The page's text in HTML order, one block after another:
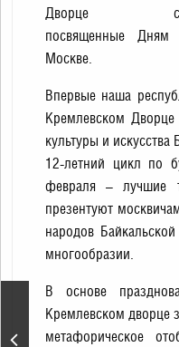
Чайковский. Спектакль
театра "Кремлёвский
Дворце
посвященные Дням
Москве.
Впервые наша
Кремлевском
культуры и
12-летний цикл по
февраля – лучшие
презентуют
народов
многообразии.
В основе
Кремлевском дворце
метафорическое